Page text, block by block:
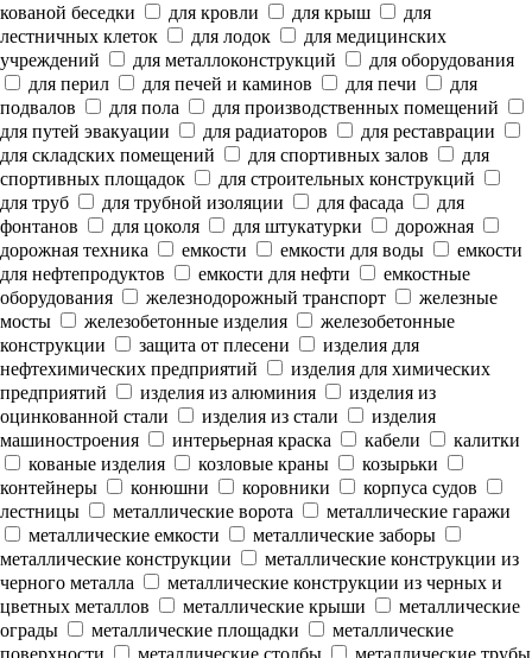
кованой беседки
для кровли для крыш
для
лестничных клеток
для лодок
для медицинских
учреждений
для металлоконструкций
для оборудования
для перил
для печей и каминов для печи
для
подвалов
для пола
для производственных помещений
для путей эвакуации
для радиаторов
для реставрации
для складских помещений
для спортивных залов
для
спортивных площадок
для строительных конструкций
для труб
для трубной изоляции для фасада
для
фонтанов
для цоколя для штукатурки
дорожная
дорожная техника
емкости емкости для воды
емкости
для нефтепродуктов
емкости для нефти
емкостные
оборудования
железнодорожный транспорт
железные
мосты
железобетонные изделия
железобетонные
конструкции
защита от плесени
изделия для
нефтехимических предприятий
изделия для химических
предприятий
изделия из алюминия
изделия из
оцинкованной стали
изделия из стали
изделия
машиностроения
интерьерная краска кабели
калитки
кованые изделия
козловые краны
козырьки
контейнеры
конюшни коровники
корпуса судов
лестницы
металлические ворота
металлические гаражи
металлические емкости
металлические заборы
металлические конструкции
металлические конструкции из
черного металла
металлические конструкции из черных и
цветных металлов
металлические крыши
металлические
ограды
металлические площадки
металлические
поверхности
металлические столбы металлические трубы